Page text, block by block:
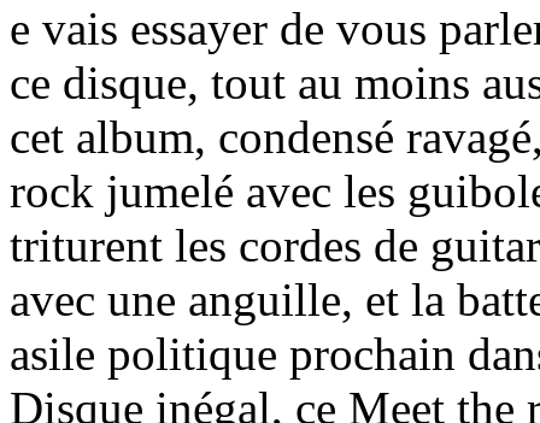
e vais essayer de vous
ce disque, tout au moins
cet album, condensé
rock jumelé avec les
triturent les cordes de
avec une anguille, et la
asile politique prochain
Disque inégal, ce Meet the